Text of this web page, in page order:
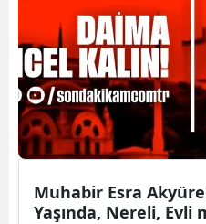
Muhabir Esra
Yaşında, Nereli, Evli